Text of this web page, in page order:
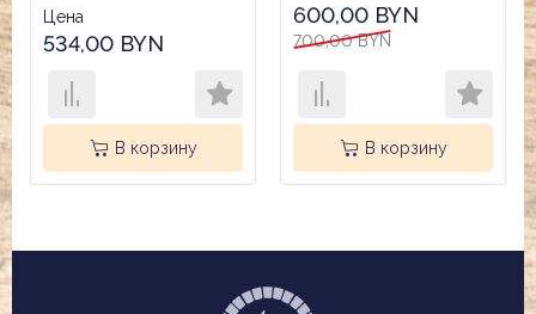
Цена
534,00 BYN
В корзину
600,00 BYN
700,00 BYN
В корзину